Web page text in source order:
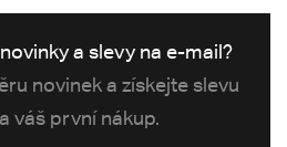
a slevy na e-mail?
novinek a získejte slevu
váš první nákup.